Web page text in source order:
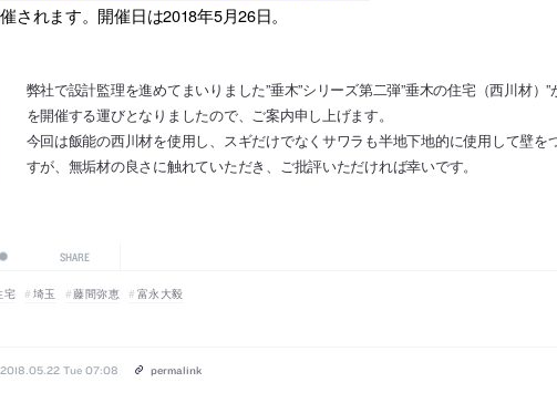
されます。開催日は2018年5月26日。
弊社で設計監理を進めてまいりました”垂木”シリーズ第二弾”垂木の住宅（西川材）
を開催する運びとなりましたので、ご案内申し上げます。
今回は飯能の西川材を使用し、スギだけでなくサワラも半地下地的に使用して壁を
すが、無垢材の良さに触れていただき、ご批評いただければ幸いです。
SHARE
宅 埼玉 藤間弥恵 富永大毅
2018.05.22 Tue 07:08 permalink